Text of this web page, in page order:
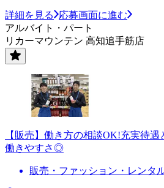
詳細を見る
応募画面に進む
アルバイト・パート
リカーマウンテン 高知追手筋店
【販売】働き方の相談OK!充実待
働きやすさ◎
販売・ファッション・レンタ